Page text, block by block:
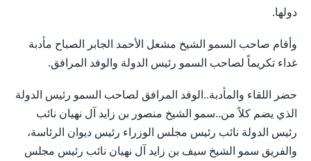
دولها.
وأقام صاحب السمو الشيخ مشعل الأحمد الجابر الصباح مأدبة
غداء تكريماً لصاحب السمو رئيس الدولة والوفد المرافق.
حضر اللقاء والمأدبة..الوفد المرافق لصاحب السمو رئيس الدولة
الذي يضم كلاً من..سمو الشيخ منصور بن زايد آل نهيان نائب
رئيس الدولة نائب رئيس مجلس الوزراء رئيس ديوان الرئاسة،
والفريق سمو الشيخ سيف بن زايد آل نهيان نائب رئيس مجلس